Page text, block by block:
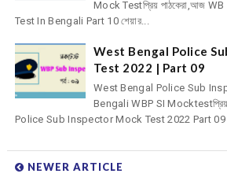
Mock Testপ্রিয় পাঠকেরা,আজ
Test In Bengali Part 10 শেয়ার...
West Bengal Police
Test 2022 | Part 09
West Bengal Police Sub
Bengali WBP SI
Police Sub Inspector Mock Test 2022 Part 09
NEWER ARTICLE